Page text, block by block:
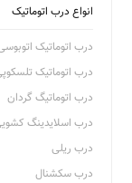
انواع درب اتوماتیک
درب اتوماتیک
درب اتوماتیک
درب اتوماتیگ گردان
درب اسلایدینگ
درب ریلی
درب سکشنال